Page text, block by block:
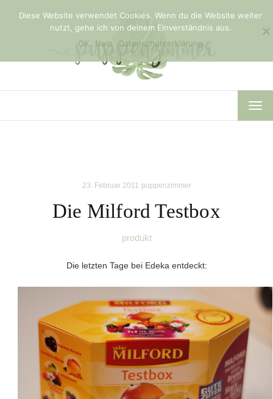
23. Februar 2011 puppenzimmer
Die Milford Testbox
produkt
Die letzten Tage bei Edeka entdeckt:
Diese Website verwendet Cookies. Wenn du die Website weiter
nutzt, gehe ich von deinem Einverständnis aus.
OK
Nein Datenschutzerklärung